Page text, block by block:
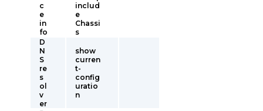
c
e
in
fo
includ
e
Chassi
s
D
N
S
re
s
ol
v
er
show
curren
t-
config
uratio
n